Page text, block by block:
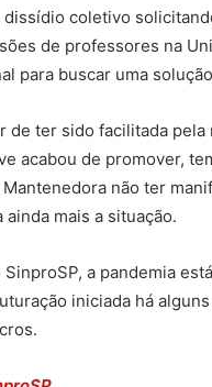
dissídio coletivo
de professores na
para buscar uma
de ter sido facilitada pela
acabou de promover,
Mantenedora não ter
ainda mais a situação.
SinproSP, a pandemia
iniciada há